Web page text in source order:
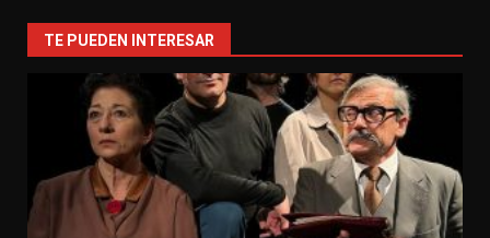
TE PUEDEN INTERESAR